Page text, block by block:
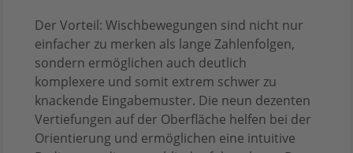
Der Vorteil: Wischbewegungen sind nicht nur
einfacher zu merken als lange Zahlenfolgen,
sondern ermöglichen auch deutlich
komplexere und somit extrem schwer zu
knackende Eingabemuster. Die neun dezenten
Vertiefungen auf der Oberfläche helfen bei der
Orientierung und ermöglichen eine intuitive